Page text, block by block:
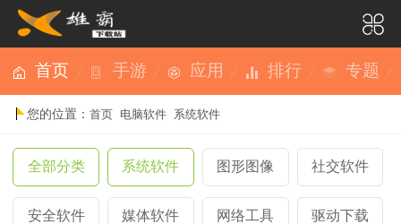
首页 手游 应用 排行 专题
您的位置：首页 电脑软件 系统软件
全部分类 系统软件 图形图像 社交软件
安全软件 媒体软件 网络工具 驱动下载